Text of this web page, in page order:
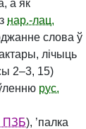
а як
нар.-лац.
слова ў
лічыць
2–3, 15)
рус.
ПЗБ), ’палка